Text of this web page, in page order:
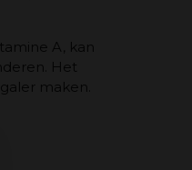
A, kan
Het
maken.